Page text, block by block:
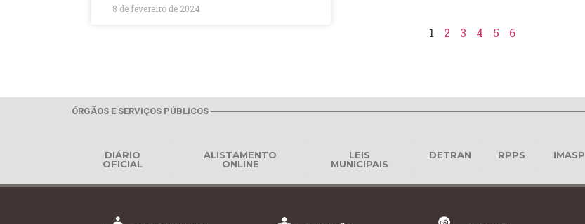
8 de fevereiro de 2024
1 2 3 4 5 6
ÓRGÃOS E SERVIÇOS PÚBLICOS
DIÁRIO
OFICIAL
ALISTAMENTO
ONLINE
LEIS
MUNICIPAIS
DETRAN RPPS IMASP